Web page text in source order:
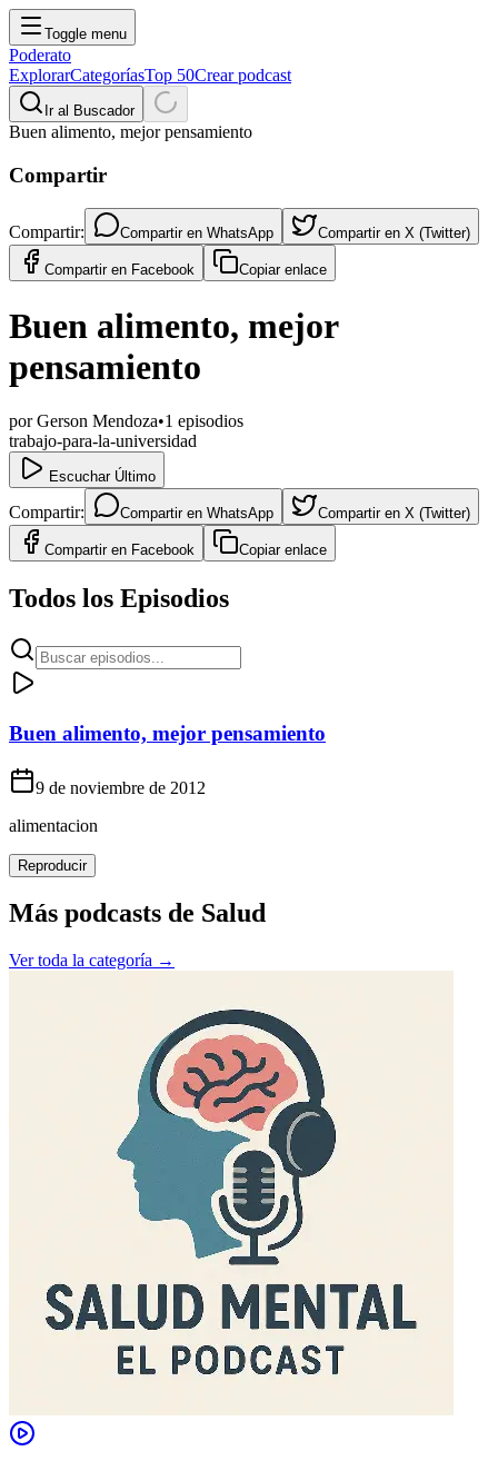
Toggle menu
Poderato
ExplorarCategoríasTop 50Crear podcast
Ir al Buscador
Buen alimento, mejor pensamiento
Compartir
Compartir: Compartir en WhatsApp Compartir en X (Twitter)
Compartir en Facebook Copiar enlace
Buen alimento, mejor
pensamiento
porGerson Mendoza•1 episodios
trabajo-para-la-universidad
Escuchar Último
Compartir: Compartir en WhatsApp Compartir en X (Twitter)
Compartir en Facebook Copiar enlace
Todos los Episodios
Buen alimento, mejor pensamiento
9 de noviembre de 2012
alimentacion
Reproducir
Más podcasts de Salud
Ver toda la categoría →